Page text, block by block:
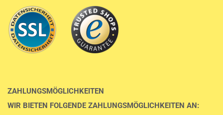
ZAHLUNGSMÖGLICHKEITEN
WIR BIETEN FOLGENDE ZAHLUNGSMÖGLICHKEITEN AN: